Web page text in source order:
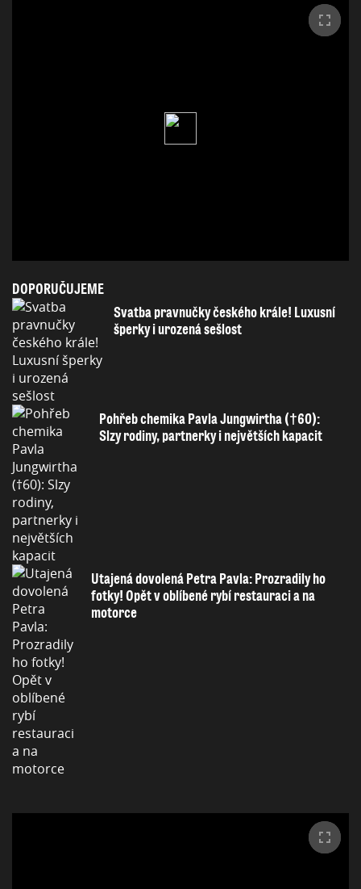
DOPORUČUJEME
Svatba pravnučky českého krále! Luxusní
šperky i urozená sešlost
Pohřeb chemika Pavla Jungwirtha (†60):
Slzy rodiny, partnerky i největších kapacit
Utajená dovolená Petra Pavla: Prozradily ho
fotky! Opět v oblíbené rybí restauraci a na
motorce